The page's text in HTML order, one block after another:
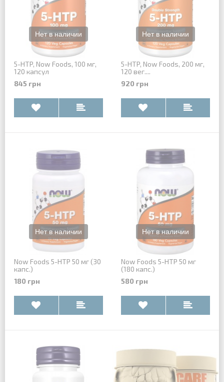
5-HTP, Now Foods, 100 мг,
120 капсул
845 грн
5-HTP, Now Foods, 200 мг,
120 вег....
920 грн
Now Foods 5-HTP 50 мг (30
капс.)
180 грн
Now Foods 5-HTP 50 мг
(180 капс.)
580 грн